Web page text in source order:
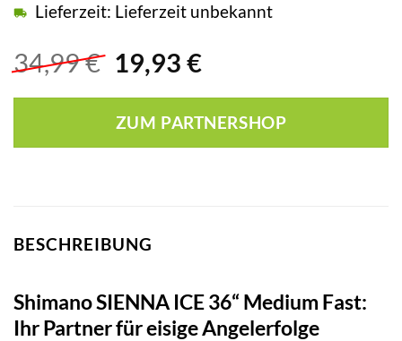
34,99€ Ursprünglicher
war:
34,99 €
19,93 €Aktueller
ist:
19,93 €.
Lieferzeit: Lieferzeit unbekannt
ZUM PARTNERSHOP
BESCHREIBUNG
Shimano SIENNA ICE 36“ Medium Fast:
Ihr Partner für eisige Angelerfolge